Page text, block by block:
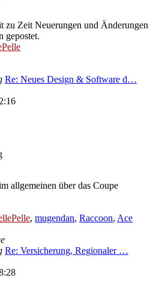
zu Zeit Neuerungen und Änderungen
gepostet.
Re: Neues Design & Software d…
Neuester
allgemeinen über das Coupe
, mugendan, Raccoon, Ace
Re: Versicherung, Regionaler …
Neuester